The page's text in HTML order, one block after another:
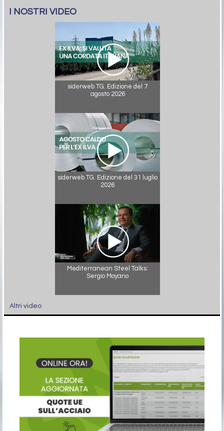
I NOSTRI VIDEO
siderweb TG. Edizione del 7
agosto 2026
siderweb TG. Edizione del 31 luglio
2026
Mediterranean Steel Talks:
Sergio Moyano
Altri video